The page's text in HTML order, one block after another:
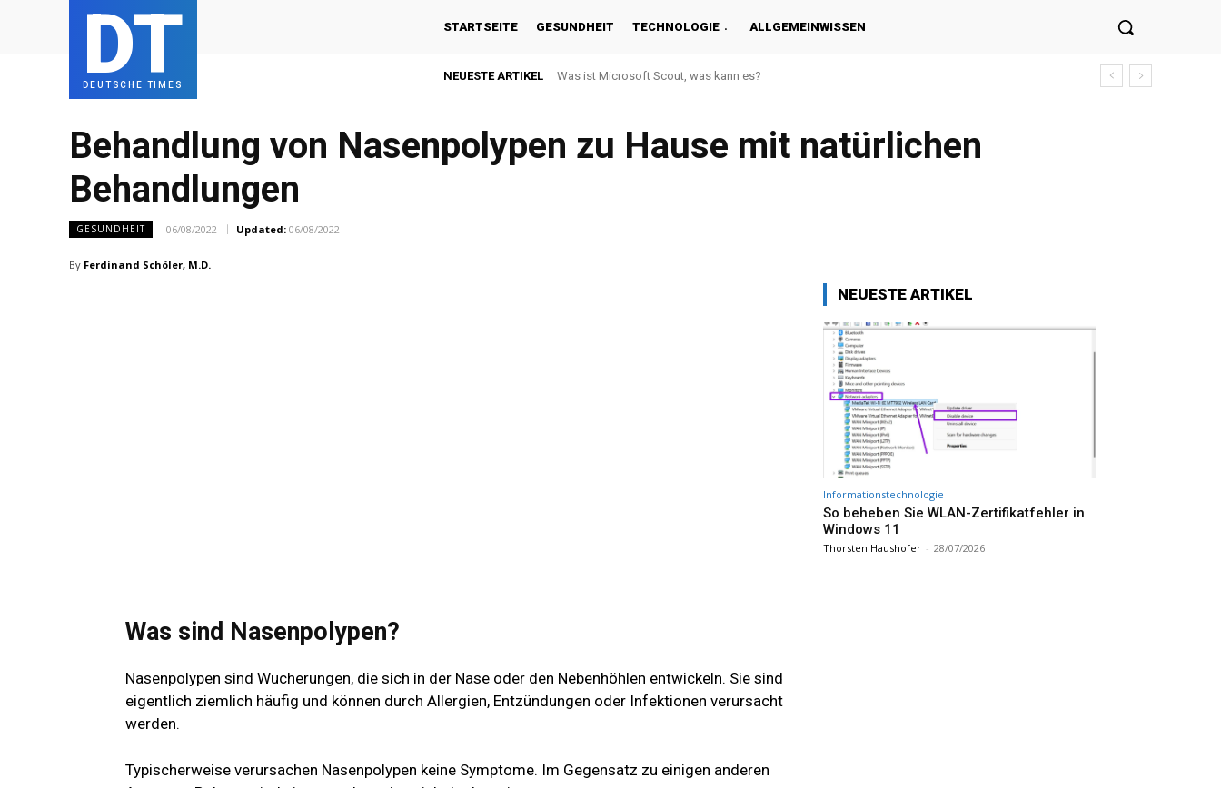
DT
DEUTSCHE TIMES
STARTSEITE GESUNDHEIT TECHNOLOGIE ALLGEMEINWISSEN
NEUESTE ARTIKEL Was ist Microsoft Scout, was kann es?
Behandlung von Nasenpolypen zu Hause mit natürlichen
Behandlungen
GESUNDHEIT 06/08/2022 Updated: 06/08/2022
By Ferdinand Schöler, M.D.
Was sind Nasenpolypen?
Nasenpolypen sind Wucherungen, die sich in der Nase oder den Nebenhöhlen entwickeln. Sie sind
eigentlich ziemlich häufig und können durch Allergien, Entzündungen oder Infektionen verursacht
werden.
Typischerweise verursachen Nasenpolypen keine Symptome. Im Gegensatz zu einigen anderen
NEUESTE ARTIKEL
Informationstechnologie
So beheben Sie WLAN-Zertifikatfehler in
Windows 11
Thorsten Haushofer - 28/07/2026